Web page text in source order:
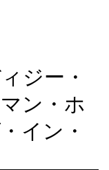
ジー・
ン・ホ
イン・